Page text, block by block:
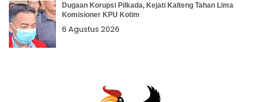
Dugaan Korupsi Pilkada, Kejati Kalteng Tahan Lima
Komisioner KPU Kotim
6 Agustus 2026